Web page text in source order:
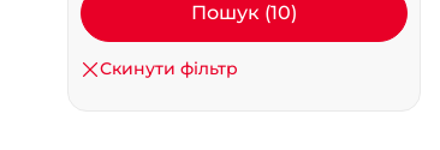
Пошук (10)
Скинути фільтр